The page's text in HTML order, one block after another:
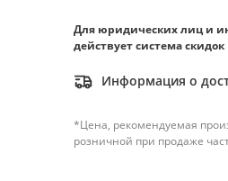
Для юридических лиц и
действует система скидок
Информация о
*Цена, рекомендуемая
розничной при продаже